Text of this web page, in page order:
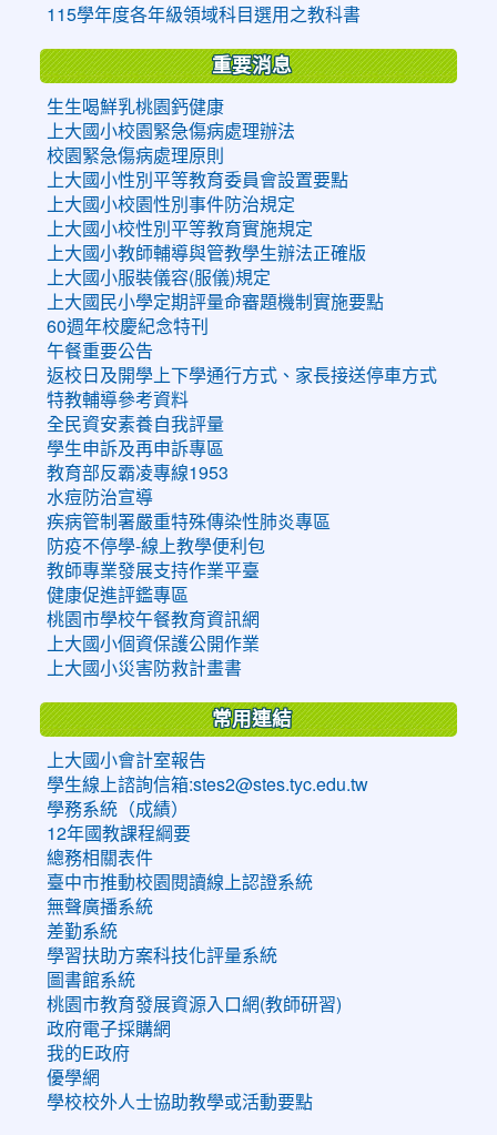
115學年度各年級領域科目選用之教科書
重要消息
生生喝鮮乳桃園鈣健康
上大國小校園緊急傷病處理辦法
校園緊急傷病處理原則
上大國小性別平等教育委員會設置要點
上大國小校園性別事件防治規定
上大國小校性別平等教育實施規定
上大國小教師輔導與管教學生辦法正確版
上大國小服裝儀容(服儀)規定
上大國民小學定期評量命審題機制實施要點
60週年校慶紀念特刊
午餐重要公告
返校日及開學上下學通行方式、家長接送停車方式
特教輔導參考資料
全民資安素養自我評量
學生申訴及再申訴專區
教育部反霸凌專線1953
水痘防治宣導
疾病管制署嚴重特殊傳染性肺炎專區
防疫不停學-線上教學便利包
教師專業發展支持作業平臺
健康促進評鑑專區
桃園市學校午餐教育資訊網
上大國小個資保護公開作業
上大國小災害防救計畫書
常用連結
上大國小會計室報告
學生線上諮詢信箱:stes2@stes.tyc.edu.tw
學務系統（成績）
12年國教課程綱要
總務相關表件
臺中市推動校園閱讀線上認證系統
無聲廣播系統
差勤系統
學習扶助方案科技化評量系統
圖書館系統
桃園市教育發展資源入口網(教師研習)
政府電子採購網
我的E政府
優學網
學校校外人士協助教學或活動要點